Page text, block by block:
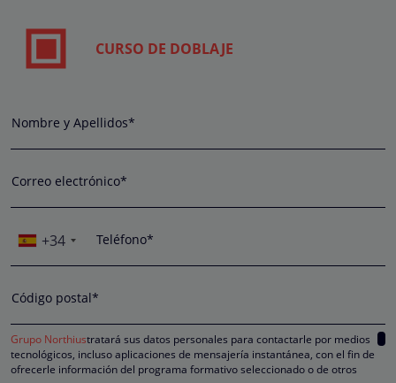
CURSO DE DOBLAJE
Nombre y Apellidos*
Correo electrónico*
+34 Teléfono*
Código postal*
Grupo Northiustratará sus datos personales para contactarle por medios
tecnológicos, incluso aplicaciones de mensajería instantánea, con el fin de
ofrecerle información del programa formativo seleccionado o de otros